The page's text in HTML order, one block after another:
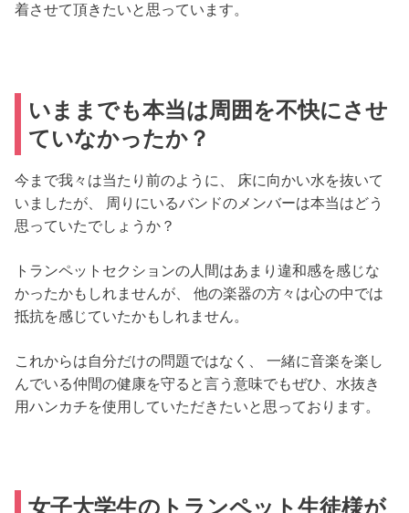
着させて頂きたいと思っています。
いままでも本当は周囲を不快にさせ
ていなかったか？
今まで我々は当たり前のように、 床に向かい水を抜いて
いましたが、 周りにいるバンドのメンバーは本当はどう
思っていたでしょうか？
トランペットセクションの人間はあまり違和感を感じな
かったかもしれませんが、 他の楽器の方々は心の中では
抵抗を感じていたかもしれません。
これからは自分だけの問題ではなく、 一緒に音楽を楽し
んでいる仲間の健康を守ると言う意味でもぜひ、水抜き
用ハンカチを使用していただきたいと思っております。
女子大学生のトランペット生徒様が